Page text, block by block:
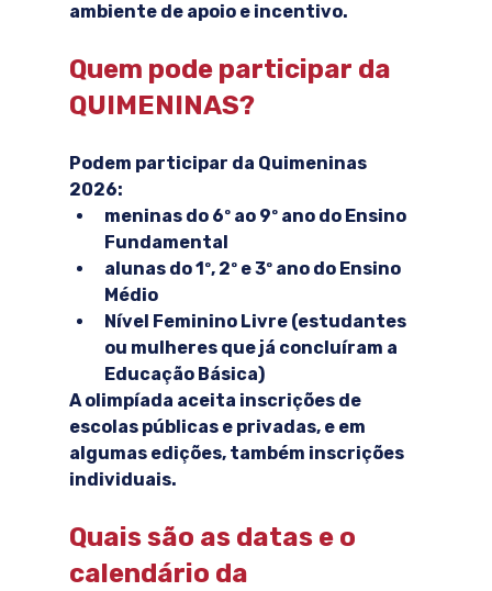
ambiente de apoio e incentivo.
Quem pode participar da
QUIMENINAS?
Podem participar da Quimeninas
2026:
meninas do 6º ao 9º ano do Ensino
Fundamental
alunas do 1º, 2º e 3º ano do Ensino
Médio
Nível Feminino Livre (estudantes
ou mulheres que já concluíram a
Educação Básica)
A olimpíada aceita inscrições de
escolas públicas e privadas, e em
algumas edições, também inscrições
individuais.
Quais são as datas e o
calendário da